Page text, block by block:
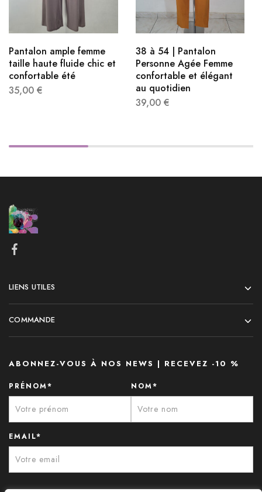
Pantalon ample femme
taille haute fluide chic et
confortable été
35,00 €
38 à 54 | Pantalon
Personne Agée Femme
confortable et élégant
au quotidien
39,00 €
LIENS UTILES
COMMANDE
ABONNEZ-VOUS À NOS NEWS | RECEVEZ -10 %
PRÉNOM* NOM*
EMAIL*